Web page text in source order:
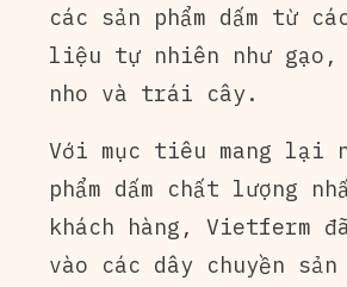
các sản phẩm dấm từ
liệu tự nhiên như gạo,
nho và trái cây.
Với mục tiêu mang lại
phẩm dấm chất lượng
khách hàng, Vietferm
vào các dây chuyền